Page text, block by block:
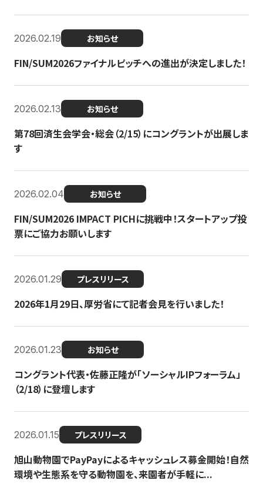
2026.02.19 お知らせ
FIN/SUM2026ファイナルピッチへの進出が決定しました！
2026.02.13 お知らせ
第78回済生会学会・総会（2/15）にコングラントが出展しま
す
2026.02.04 お知らせ
FIN/SUM2026 IMPACT PICHに挑戦中！スタートアップ投
票にご協力お願いします
2026.01.29 プレスリリース
2026年1月29日、厚労省にて記者会見を行いました！
2026.01.23 お知らせ
コングラント代表・佐藤正隆が「ソーシャルIPフォーラム」
（2/18）に登壇します
2026.01.15 プレスリリース
旭山動物園でPayPayによるキャッシュレス募金開始！自然
環境や生態系を守る動物園を、来園者が手軽に...